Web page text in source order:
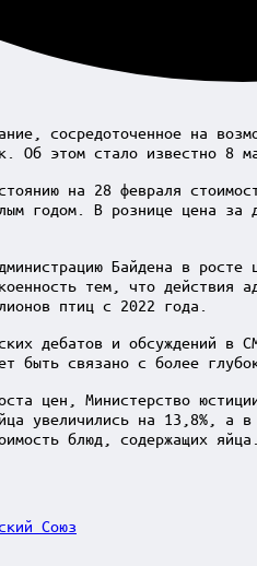
сосредоточенное на
Об этом стало известно 8
на 28 февраля
годом. В рознице цена за
Байдена в
тем, что действия
птиц с 2022 года.
дебатов и обсуждений
быть связано с более
цен, Министерство
увеличились на 13,8%, а
блюд, содержащих яйца.
Союз